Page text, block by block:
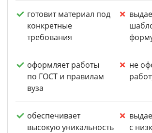
готовит материал под
конкретные
требования
оформляет работы
по ГОСТ и правилам
вуза
не
обеспечивает
высокую уникальность
с